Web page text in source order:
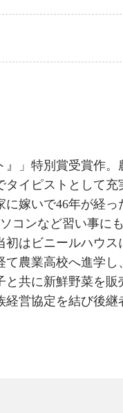
」特別賞受賞作
イピストとして充
嫁いで46年が経
コンなど習い事に
はビニールハウ
農業高校へ進学し
共に新鮮野菜を販
営協定を結び後